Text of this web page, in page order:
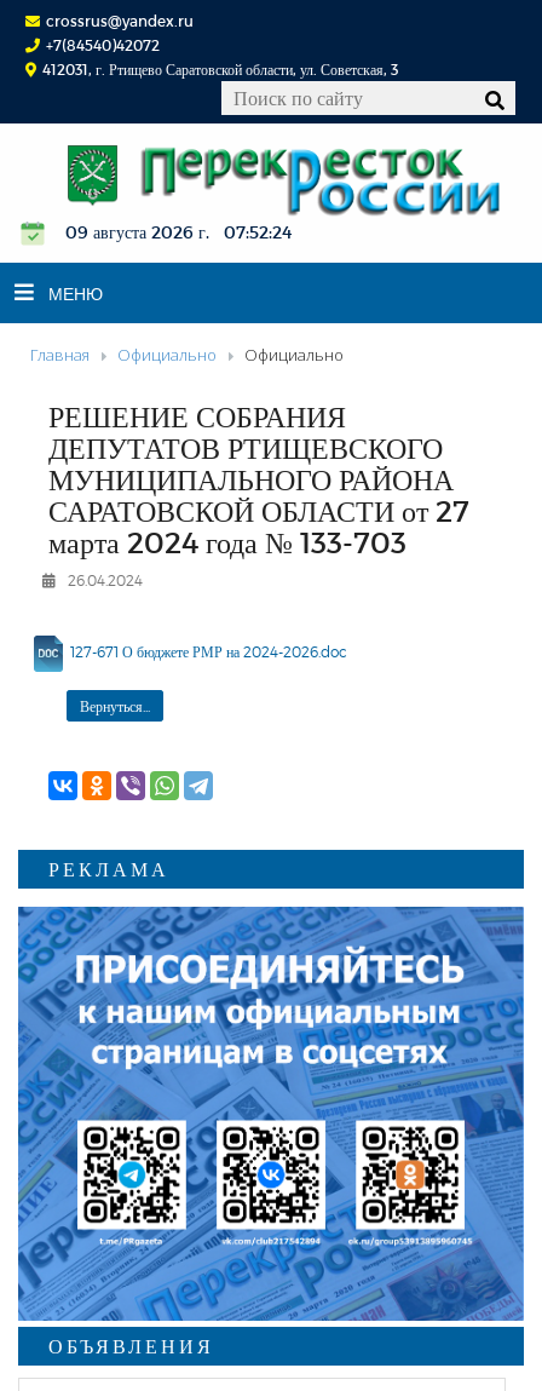
crossrus@yandex.ru
+7(84540)42072
412031, г. Ртищево Саратовской области, ул. Советская, 3
09 августа 2026 г. 07:52:25
МЕНЮ
ОФИЦИАЛЬНО
К СВЕДЕНИЮ
КОНКУРСЫ
ФОТОРЕПОРТАЖИ
РЕКЛАМОДАТЕЛЯМ
КОНТАКТЫ
Главная Официально Официально
РЕШЕНИЕ СОБРАНИЯ
ДЕПУТАТОВ РТИЩЕВСКОГО
МУНИЦИПАЛЬНОГО РАЙОНА
САРАТОВСКОЙ ОБЛАСТИ от 27
марта 2024 года № 133-703
26.04.2024
127-671 О бюджете РМР на 2024-2026.doc
Вернуться...
РЕКЛАМА
ОБЪЯВЛЕНИЯ